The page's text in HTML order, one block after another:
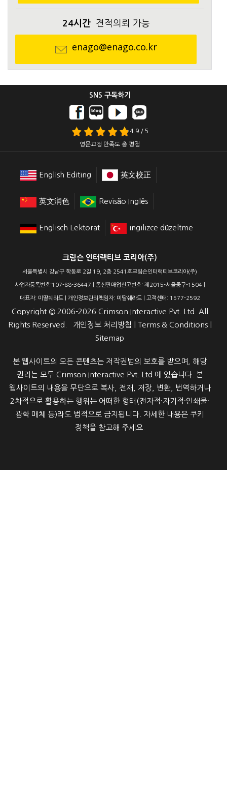
24시간견적의뢰 가능
enago@enago.co.kr
SNS 구독하기
4.9 / 5
영문교정 만족도 총 평점
English Editing 英文校正
英文润色 Revisão Inglês
Englisch Lektorat ingilizce düzeltme
크림슨 인터랙티브 코리아(주)
서울특별시 강남구 학동로 2길 19, 2층 2541호크림슨인터랙티브코리아(주)
사업자등록번호:107-88-36447 | 통신판매업신고번호: 제2015-서울중구-1504 |
대표자: 미딸쉐라드 | 개인정보관리책임자: 미딸쉐라드 | 고객센터: 1577-2592
Copyright © 2006-2026 Crimson Interactive Pvt. Ltd. All
Rights Reserved. 개인정보 처리방침 Terms & Conditions|
Sitemap
본 웹사이트의 모든 콘텐츠는 저작권법의 보호를 받으며, 해당
권리는 모두 Crimson Interactive Pvt. Ltd.에 있습니다. 본
웹사이트의 내용을 무단으로 복사, 전재, 저장, 변환, 번역하거나
2차적으로 활용하는 행위는 어떠한 형태(전자적·자기적·인쇄물·
광학 매체 등)라도 법적으로 금지됩니다. 자세한 내용은 쿠키
정책을 참고해 주세요.